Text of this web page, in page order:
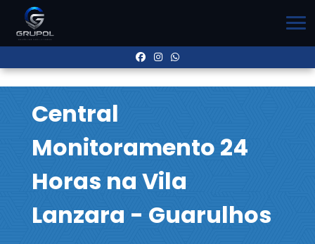
Central
Monitoramento 24
Horas na Vila
Lanzara - Guarulhos